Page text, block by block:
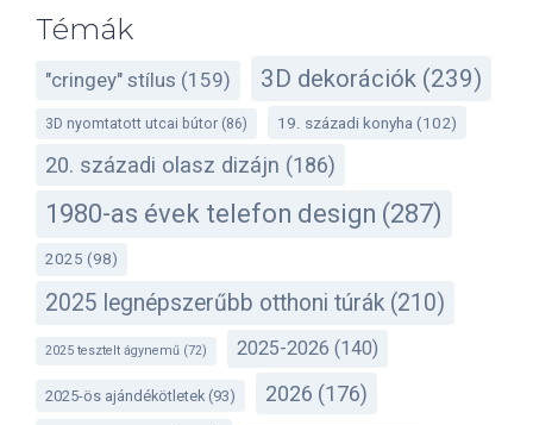
Témák
"cringey" stílus (159) 3D dekorációk (239)
3D nyomtatott utcai bútor (86) 19. századi konyha (102)
20. századi olasz dizájn (186)
1980-as évek telefon design (287)
2025 (98)
2025 legnépszerűbb otthoni túrák (210)
2025 tesztelt ágynemű (72) 2025-2026 (140)
2025-ös ajándékötletek (93) 2026 (176)